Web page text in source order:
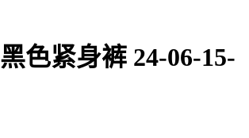
黑色紧身裤 24-06-15-